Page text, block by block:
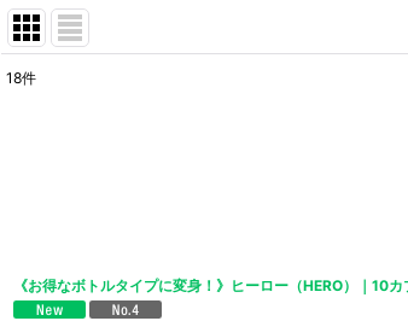
18件
《お得なボトルタイプに変身！》ヒーロー（HERO）｜10